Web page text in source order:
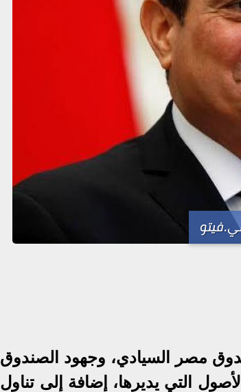
مصر السيادي، وجهود الصندوق
التي يديرها، إضافة إلى تناول